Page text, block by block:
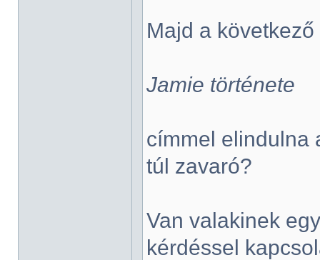
Majd a
Jamie története
címmel elindulna
túl zavaró?
Van valakinek
kérdéssel